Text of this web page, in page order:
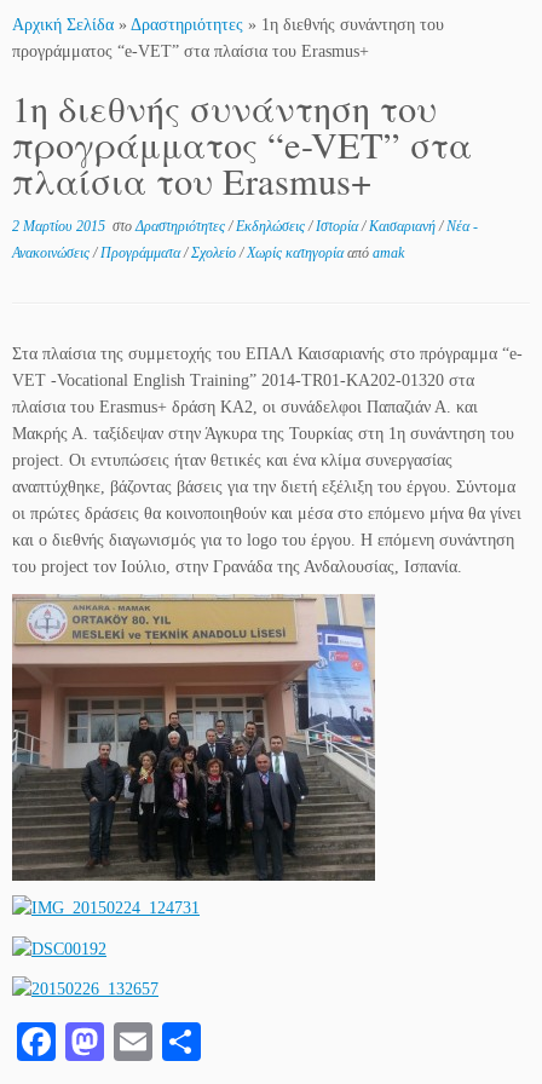
Αρχική Σελίδα » Δραστηριότητες » 1η διεθνής συνάντηση του
προγράμματος “e-VET” στα πλαίσια του Erasmus+
1η διεθνής συνάντηση του
προγράμματος “e-VET” στα
πλαίσια του Erasmus+
2 Μαρτίου 2015 στοΔραστηριότητες/Εκδηλώσεις/Ιστορία/Καισαριανή/Νέα -
Ανακοινώσεις/Προγράμματα/Σχολείο/Χωρίς κατηγορίααπό amak
Στα πλαίσια της συμμετοχής του ΕΠΑΛ Καισαριανής στο πρόγραμμα “e-
VET -Vocational English Training” 2014-TR01-KA202-01320 στα
πλαίσια του Erasmus+ δράση ΚΑ2, οι συνάδελφοι Παπαζιάν Α. και
Μακρής Α. ταξίδεψαν στην Άγκυρα της Τουρκίας στη 1η συνάντηση του
project. Οι εντυπώσεις ήταν θετικές και ένα κλίμα συνεργασίας
αναπτύχθηκε, βάζοντας βάσεις για την διετή εξέλιξη του έργου. Σύντομα
οι πρώτες δράσεις θα κοινοποιηθούν και μέσα στο επόμενο μήνα θα γίνει
και ο διεθνής διαγωνισμός για το logo του έργου. Η επόμενη συνάντηση
του project τον Ιούλιο, στην Γρανάδα της Ανδαλουσίας, Ισπανία.
Fa M
E